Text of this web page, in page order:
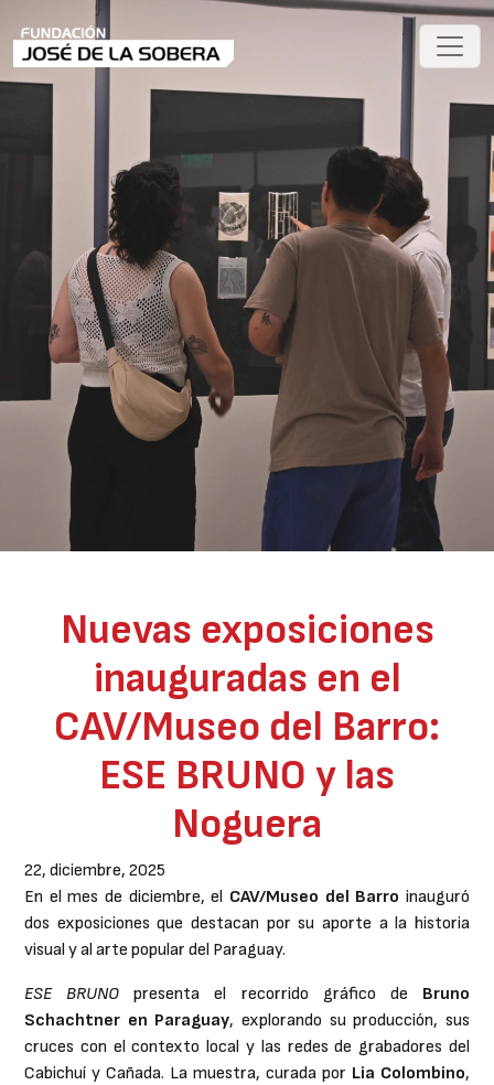
Nuevas exposiciones
inauguradas en el
CAV/Museo del Barro:
ESE BRUNO y las
Noguera
22, diciembre, 2025
En el mes de diciembre, el CAV/Museo del Barro inauguró
dos exposiciones que destacan por su aporte a la historia
visual y al arte popular del Paraguay.
ESE BRUNO presenta el recorrido gráfico de Bruno
Schachtner en Paraguay, explorando su producción, sus
cruces con el contexto local y las redes de grabadores del
Cabichuí y Cañada. La muestra, curada por Lia Colombino,